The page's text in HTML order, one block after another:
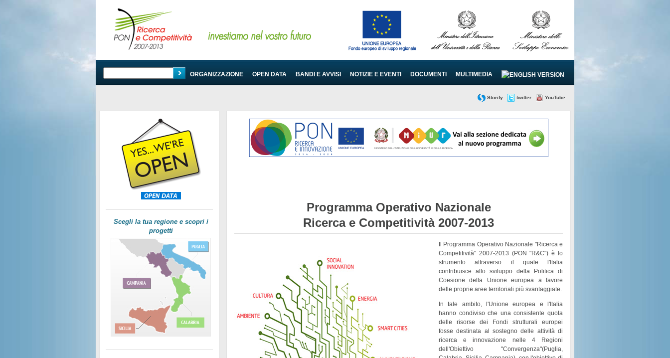
PROGRAMMA ORGANIZZAZIONE OPEN DATA BANDI E AVVISI NOTIZIE E EVENTI DOCUMENTI MULTIMEDIA
Storify twitter YouTube
Scegli la tua regione e scopri i
progetti
Programma Operativo Nazionale
Ricerca e Competitività 2007-2013
Il Programma Operativo Nazionale "Ricerca e
Competitività" 2007-2013 (PON "R&C") è lo
strumento attraverso il quale l'Italia
contribuisce allo sviluppo della Politica di
Coesione della Unione europea a favore
delle proprie aree territoriali più svantaggiate.
In tale ambito, l'Unione europea e l'Italia
hanno condiviso che una consistente quota
delle risorse dei Fondi strutturali europei
fosse destinata al sostegno delle attività di
ricerca e innovazione nelle 4 Regioni
dell'Obiettivo "Convergenza"(Puglia,